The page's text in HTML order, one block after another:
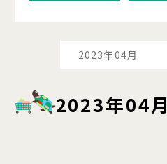
2023年04月
2023年04月